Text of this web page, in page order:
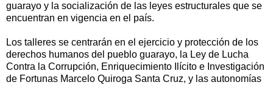
guarayo y la socialización de las leyes estructurales que se
encuentran en vigencia en el país.
Los talleres se centrarán en el ejercicio y protección de los
derechos humanos del pueblo guarayo, la Ley de Lucha
Contra la Corrupción, Enriquecimiento Ilícito e Investigación
de Fortunas Marcelo Quiroga Santa Cruz, y las autonomías